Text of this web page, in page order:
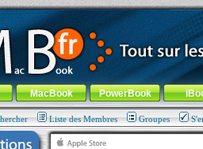
100% nomade !
au menu général-Aller au menu de
MacBook PowerBook
Liste des Membres Groupes